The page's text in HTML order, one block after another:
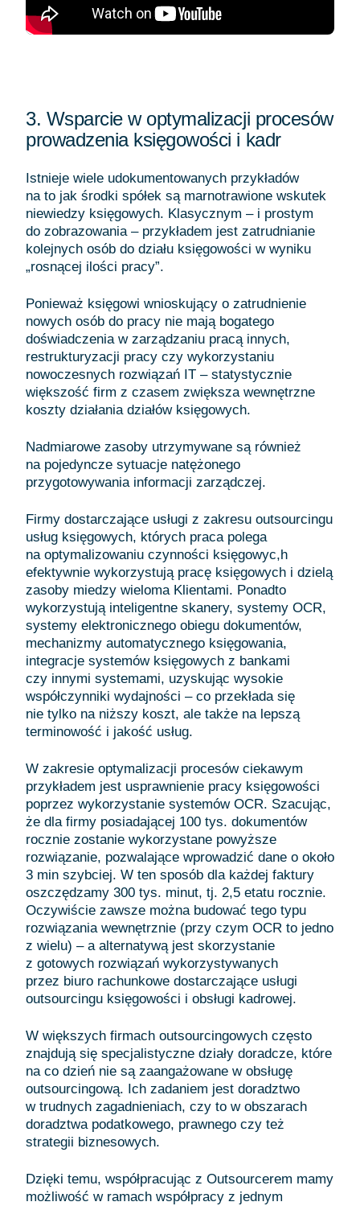
3. Wsparcie w optymalizacji procesów
prowadzenia księgowości i kadr
Istnieje wiele udokumentowanych przykładów
na to jak środki spółek są marnotrawione wskutek
niewiedzy księgowych. Klasycznym – i prostym
do zobrazowania – przykładem jest zatrudnianie
kolejnych osób do działu księgowości w wyniku
„rosnącej ilości pracy”.
Ponieważ księgowi wnioskujący o zatrudnienie
nowych osób do pracy nie mają bogatego
doświadczenia w zarządzaniu pracą innych,
restrukturyzacji pracy czy wykorzystaniu
nowoczesnych rozwiązań IT – statystycznie
większość firm z czasem zwiększa wewnętrzne
koszty działania działów księgowych.
Nadmiarowe zasoby utrzymywane są również
na pojedyncze sytuacje natężonego
przygotowywania informacji zarządczej.
Firmy dostarczające usługi z zakresu outsourcingu
usług księgowych, których praca polega
na optymalizowaniu czynności księgowyc,h
efektywnie wykorzystują pracę księgowych i dzielą
zasoby miedzy wieloma Klientami. Ponadto
wykorzystują inteligentne skanery, systemy OCR,
systemy elektronicznego obiegu dokumentów,
mechanizmy automatycznego księgowania,
integracje systemów księgowych z bankami
czy innymi systemami, uzyskując wysokie
współczynniki wydajności – co przekłada się
nie tylko na niższy koszt, ale także na lepszą
terminowość i jakość usług.
W zakresie optymalizacji procesów ciekawym
przykładem jest usprawnienie pracy księgowości
poprzez wykorzystanie systemów OCR. Szacując,
że dla firmy posiadającej 100 tys. dokumentów
rocznie zostanie wykorzystane powyższe
rozwiązanie, pozwalające wprowadzić dane o około
3 min szybciej. W ten sposób dla każdej faktury
oszczędzamy 300 tys. minut, tj. 2,5 etatu rocznie.
Oczywiście zawsze można budować tego typu
rozwiązania wewnętrznie (przy czym OCR to jedno
z wielu) – a alternatywą jest skorzystanie
z gotowych rozwiązań wykorzystywanych
przez biuro rachunkowe dostarczające usługi
outsourcingu księgowości i obsługi kadrowej.
W większych firmach outsourcingowych często
znajdują się specjalistyczne działy doradcze, które
na co dzień nie są zaangażowane w obsługę
outsourcingową. Ich zadaniem jest doradztwo
w trudnych zagadnieniach, czy to w obszarach
doradztwa podatkowego, prawnego czy też
strategii biznesowych.
Dzięki temu, współpracując z Outsourcerem mamy
możliwość w ramach współpracy z jednym